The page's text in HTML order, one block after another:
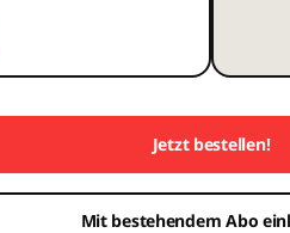
Jetzt bestellen!
Mit bestehendem Abo